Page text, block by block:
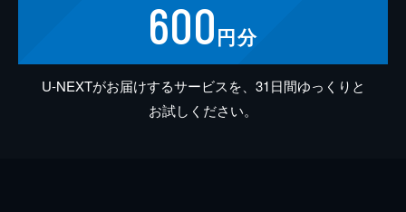
600円分
U-NEXTがお届けするサービスを、31日間ゆっくりと
お試しください。